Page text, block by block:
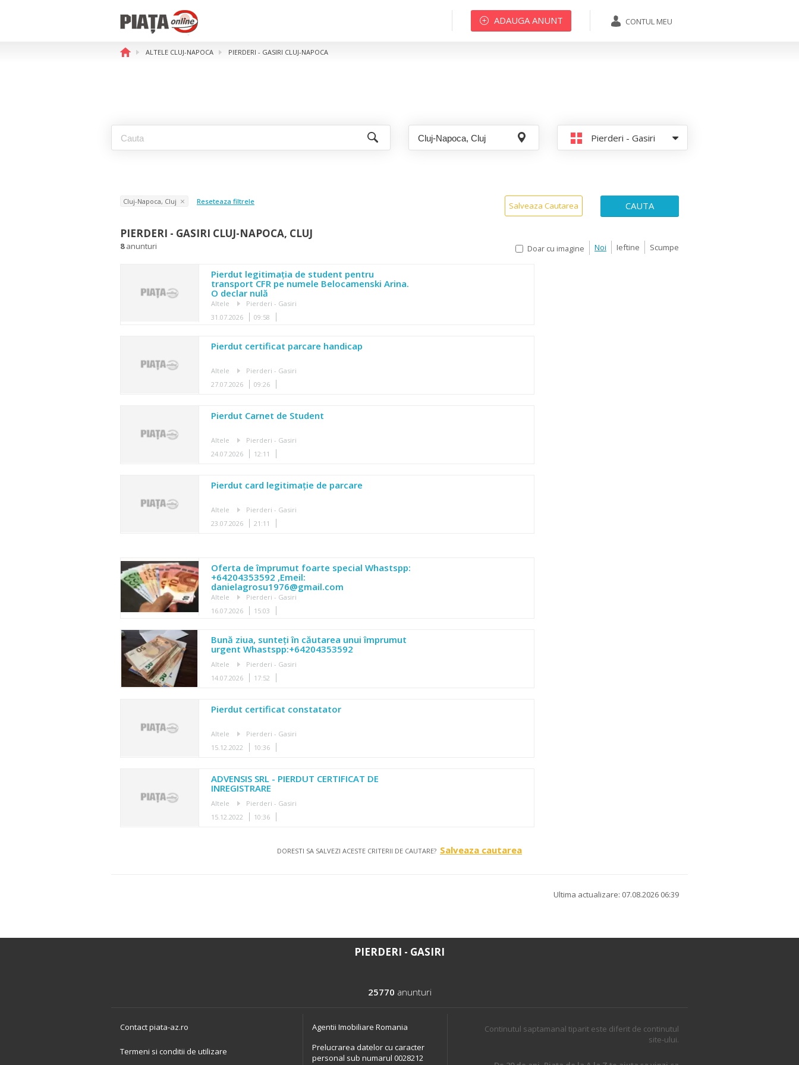
CONTUL MEU
ADAUGA ANUNT
ALTELE CLUJ-NAPOCA PIERDERI - GASIRI CLUJ-NAPOCA
Pierderi - Gasiri
Cluj-Napoca, Cluj Reseteaza filtrele Salveaza Cautarea CAUTA
PIERDERI - GASIRI CLUJ-NAPOCA, CLUJ
8anunturi Doar cu imagine Noi Ieftine Scumpe
Pierdut legitimația de student pentru
transport CFR pe numele Belocamenski Arina.
O declar nulă
Altele
Pierderi - Gasiri
31.07.2026
09:58
Pierdut certificat parcare handicap
Altele
Pierderi - Gasiri
27.07.2026
09:26
Pierdut Carnet de Student
Altele
Pierderi - Gasiri
24.07.2026
12:11
Pierdut card legitimație de parcare
Altele
Pierderi - Gasiri
23.07.2026
21:11
Oferta de împrumut foarte special Whastspp:
+64204353592 ,Emeil:
danielagrosu1976@gmail.com
Altele
Pierderi - Gasiri
16.07.2026
15:03
Bună ziua, sunteți în căutarea unui împrumut
urgent Whastspp:+64204353592
Altele
Pierderi - Gasiri
14.07.2026
17:52
Pierdut certificat constatator
Altele
Pierderi - Gasiri
15.12.2022
10:36
ADVENSIS SRL - PIERDUT CERTIFICAT DE
INREGISTRARE
Altele
Pierderi - Gasiri
15.12.2022
10:36
DORESTI SA SALVEZI ACESTE CRITERII DE CAUTARE? Salveaza cautarea
Ultima actualizare: 07.08.2026 06:39
PIERDERI - GASIRI
25770 anunturi
Contact piata-az.ro
Termeni si conditii de utilizare
Agentii Imobiliare Romania
Prelucrarea datelor cu caracter
personal sub numarul 0028212
Continutul saptamanal tiparit este diferit de continutul
site-ului.